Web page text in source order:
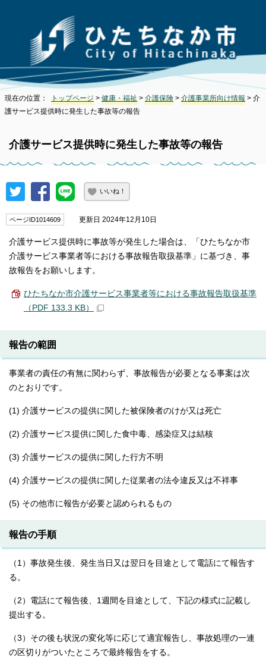
現在の位置： トップページ > 健康・福祉 > 介護保険 > 介護事業所向け情報 > 介
護サービス提供時に発生した事故等の報告
介護サービス提供時に発生した事故等の報告
いいね！
ページID1014609 更新日 2024年12月10日
介護サービス提供時に事故等が発生した場合は、「ひたちなか市
介護サービス事業者等における事故報告取扱基準」に基づき、事
故報告をお願いします。
ひたちなか市介護サービス事業者等における事故報告取扱基準
（PDF 133.3 KB）
報告の範囲
事業者の責任の有無に関わらず、事故報告が必要となる事案は次
のとおりです。
(1) 介護サービスの提供に関した被保険者のけが又は死亡
(2) 介護サービス提供に関した食中毒、感染症又は結核
(3) 介護サービスの提供に関した行方不明
(4) 介護サービスの提供に関した従業者の法令違反又は不祥事
(5) その他市に報告が必要と認められるもの
報告の手順
（1）事故発生後、発生当日又は翌日を目途として電話にて報告す
る。
（2）電話にて報告後、1週間を目途として、下記の様式に記載し
提出する。
（3）その後も状況の変化等に応じて適宜報告し、事故処理の一連
の区切りがついたところで最終報告をする。